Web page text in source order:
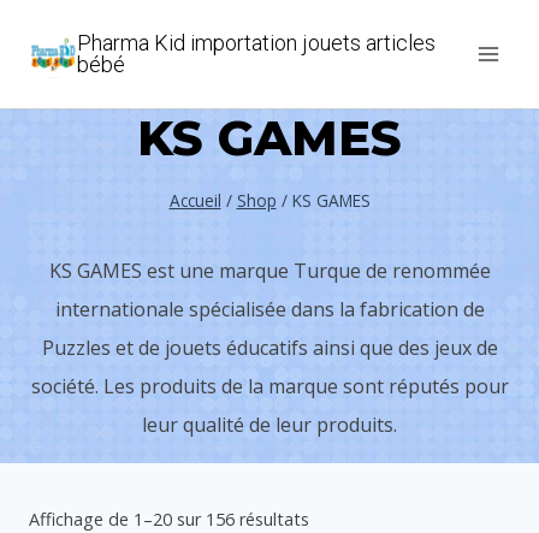
Pharma Kid importation jouets articles
bébé
KS GAMES
Accueil / Shop / KS GAMES
KS GAMES est une marque Turque de renommée
internationale spécialisée dans la fabrication de
Puzzles et de jouets éducatifs ainsi que des jeux de
société. Les produits de la marque sont réputés pour
leur qualité de leur produits.
Affichage de 1–20 sur 156 résultats